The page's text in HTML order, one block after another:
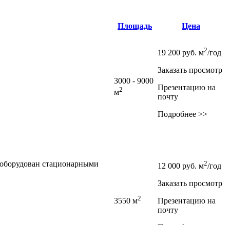
Площадь Цена
3000 - 9000
м2
19 200 руб. м2/год
Заказать просмотр
Презентацию на
почту
Подробнее >>
стационарными
3550 м2
12 000 руб. м2/год
Заказать просмотр
Презентацию на
почту